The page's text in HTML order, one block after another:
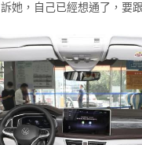
訴她，自己已經想通了，要